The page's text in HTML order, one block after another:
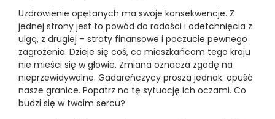
Uzdrowienie opętanych ma swoje konsekwencje. Z
jednej strony jest to powód do radości i odetchnięcia z
ulgą, z drugiej – straty finansowe i poczucie pewnego
zagrożenia. Dzieje się coś, co mieszkańcom tego kraju
nie mieści się w głowie. Zmiana oznacza zgodę na
nieprzewidywalne. Gadareńczycy proszą jednak: opuść
nasze granice. Popatrz na tę sytuację ich oczami. Co
budzi się w twoim sercu?